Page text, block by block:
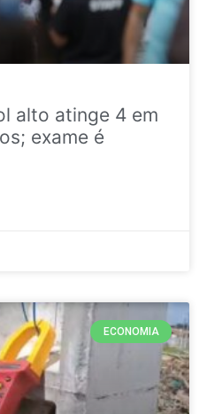
alto atinge 4 em
exame é
ECONOMIA